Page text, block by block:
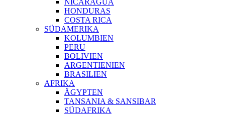
NICARAGUA
HONDURAS
COSTA RICA
SÜDAMERIKA
KOLUMBIEN
PERU
BOLIVIEN
ARGENTIENIEN
BRASILIEN
AFRIKA
ÄGYPTEN
TANSANIA & SANSIBAR
SÜDAFRIKA